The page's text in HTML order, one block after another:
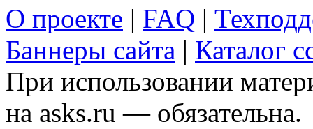
О проекте | FAQ |
Баннеры сайта | Каталог
При использовании
на asks.ru — обязательна.